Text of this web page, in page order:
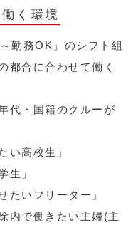
く環境
勤務OK」のシフト組
都合に合わせて働く
代・国籍のクルーが
い高校生」
生」
たいフリーター」
内で働きたい主婦(主